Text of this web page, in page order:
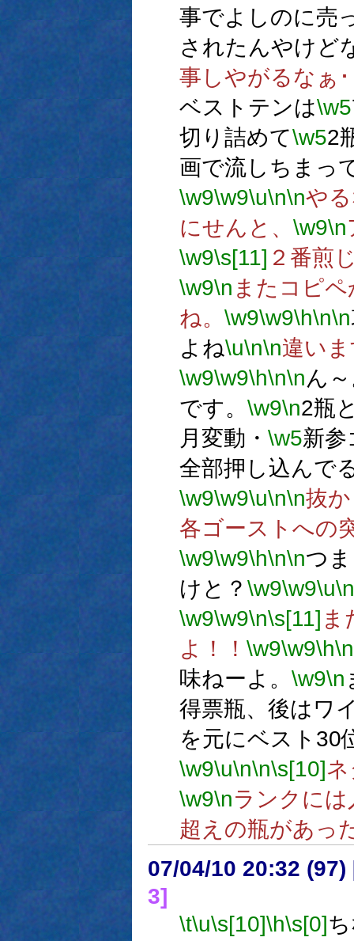
事でよしのに売
されたんやけど
事しやがるなぁ･
ベストテンは\w5
切り詰めて\w52
画で流しちまっ
\w9\w9\u\n\nや
にせんと、 \w9\n
\w9\s[11] ２番煎
\w9\n またコピ
ね。 \w9\w9\h\n\n
よね\u\n\n違い
\w9\w9\h\n\nん
です。 \w9\n2瓶
月変動・ \w5新参
全部押し込んで
\w9\w9\u\n\n抜
各ゴーストへの
\w9\w9\h\n\nつ
けと？ \w9\w9\u\n
\w9\w9\n\s[11] ま
よ！！ \w9\w9\h\n
味ねーよ。 \w9\n
得票瓶、後はワ
を元にベスト30
\w9\u\n\n\s[10]
\w9\nランクに
超えの瓶があっ
07/04/10 20:32 (97)
3]
\t\u\s[10]\h\s[0]